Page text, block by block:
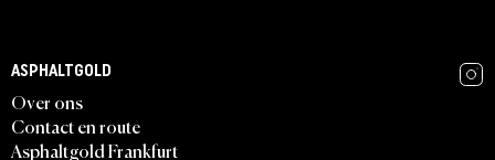
ASPHALTGOLD
Over ons
Contact en route
Asphaltgold Frankfurt